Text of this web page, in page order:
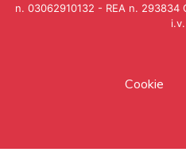
n. 03062910132 - REA n. 293834
i.v.
Cookie